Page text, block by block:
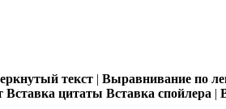
текст | Выравнивание по
Вставка цитаты Вставка спойлера |